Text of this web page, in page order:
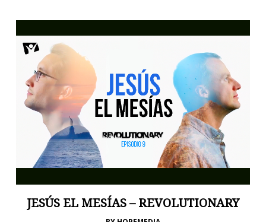
JESÚS EL MESÍAS – REVOLUTIONARY